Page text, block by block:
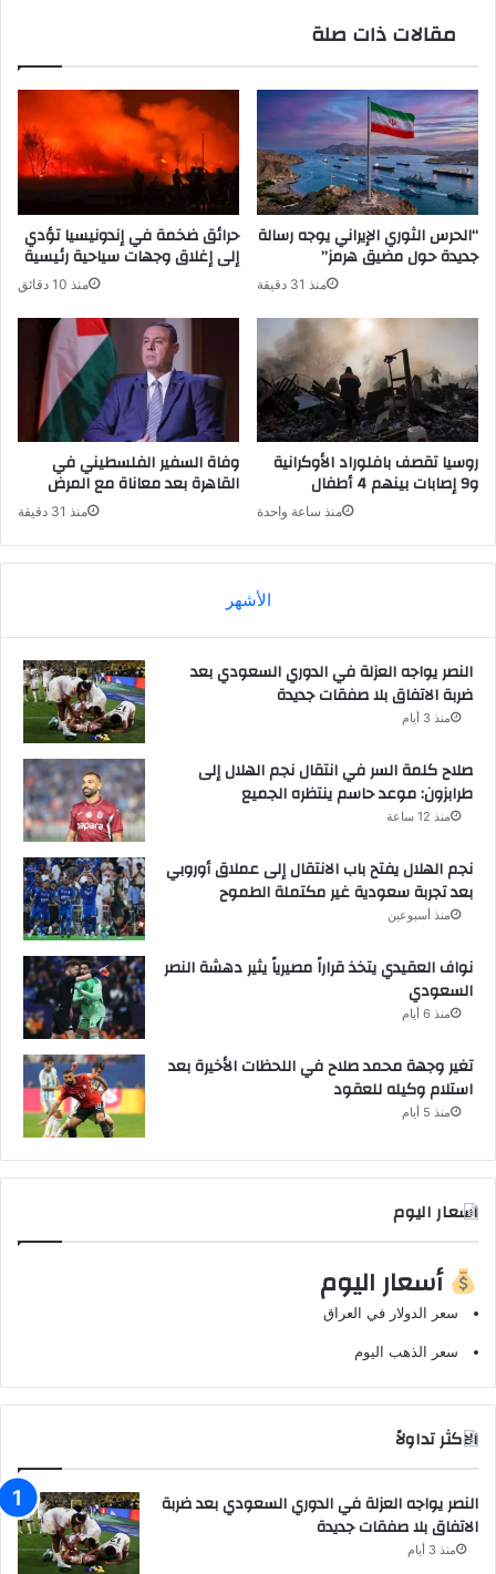
مقالات ذات صلة
حرائق ضخمة في إندونيسيا تؤدي
إلى إغلاق وجهات سياحية رئيسية
منذ 10 دقائق
“الحرس الثوري الإيراني يوجه رسالة
جديدة حول مضيق هرمز”
منذ 31 دقيقة
وفاة السفير الفلسطيني في
القاهرة بعد معاناة مع المرض
منذ 31 دقيقة
روسيا تقصف بافلوراد الأوكرانية
و9 إصابات بينهم 4 أطفال
منذ ساعة واحدة
الأشهر
النصر يواجه العزلة في الدوري السعودي بعد
ضربة الاتفاق بلا صفقات جديدة
منذ 3 أيام
صلاح كلمة السر في انتقال نجم الهلال إلى
طرابزون: موعد حاسم ينتظره الجميع
منذ 12 ساعة
نجم الهلال يفتح باب الانتقال إلى عملاق أوروبي
بعد تجربة سعودية غير مكتملة الطموح
منذ أسبوعين
نواف العقيدي يتخذ قراراً مصيرياً يثير دهشة النصر
السعودي
منذ 6 أيام
تغير وجهة محمد صلاح في اللحظات الأخيرة بعد
استلام وكيله للعقود
منذ 5 أيام
اسعار اليوم
أسعار اليوم
سعر الدولار في العراق
سعر الذهب اليوم
الاكثر تداولاً
النصر يواجه العزلة في الدوري السعودي بعد ضربة
الاتفاق بلا صفقات جديدة
منذ 3 أيام